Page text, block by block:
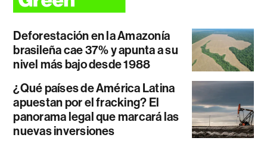
Deforestación en la Amazonía
brasileña cae 37% y apunta a su
nivel más bajo desde 1988
¿Qué países de América Latina
apuestan por el fracking? El
panorama legal que marcará las
nuevas inversiones